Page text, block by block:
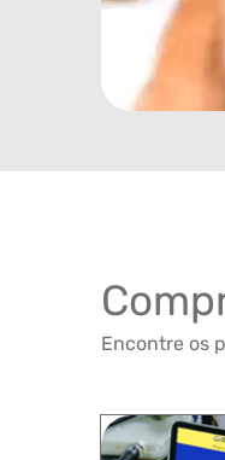
Encontre os